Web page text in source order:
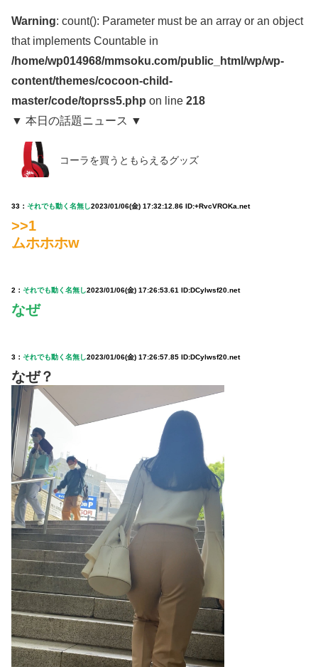
Warning: count(): Parameter must be an array or an object
that implements Countable in
/home/wp014968/mmsoku.com/public_html/wp/wp-
content/themes/cocoon-child-
master/code/toprss5.php on line 218
▼ 本日の話題ニュース ▼
コーラを買うともらえるグッズ
33： それでも動く名無し2023/01/06(金) 17:32:12.86 ID:+RvcVROKa.net
>>1
ムホホホw
2： それでも動く名無し2023/01/06(金) 17:26:53.61 ID:DCylwsf20.net
なぜ
3： それでも動く名無し2023/01/06(金) 17:26:57.85 ID:DCylwsf20.net
なぜ？